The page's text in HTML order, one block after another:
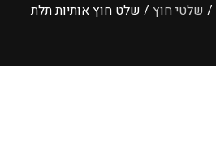
/ שלטי חוץ / שלט חוץ אותיות תלת